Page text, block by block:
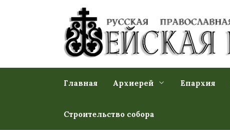
Главная Архиерей Епархия
Строительство собора